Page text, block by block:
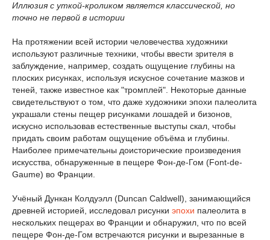
Иллюзия с уткой-кроликом является классической, но
точно не первой в истории
На протяжении всей истории человечества художники
используют различные техники, чтобы ввести зрителя в
заблуждение, например, создать ощущение глубины на
плоских рисунках, используя искусное сочетание мазков и
теней, также известное как "тромплей". Некоторые данные
свидетельствуют о том, что даже художники эпохи палеолита
украшали стены пещер рисунками лошадей и бизонов,
искусно использовав естественные выступы скал, чтобы
придать своим работам ощущение объёма и глубины.
Наиболее примечательны доисторические произведения
искусства, обнаруженные в пещере Фон-де-Гом (Font-de-
Gaume) во Франции.
Учёный Дункан Колдуэлл (Duncan Caldwell), занимающийся
древней историей, исследовал рисунки эпохи палеолита в
нескольких пещерах во Франции и обнаружил, что по всей
пещере Фон-де-Гом встречаются рисунки и вырезанные в